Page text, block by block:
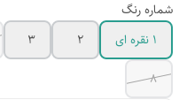
شماره رنگ
۱ نقره ای
۲ ۳
۸